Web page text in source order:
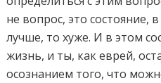
не вопрос, это состояние,
лучше, то хуже. И в этом
жизнь, и ты, как еврей,
осознанием того, что